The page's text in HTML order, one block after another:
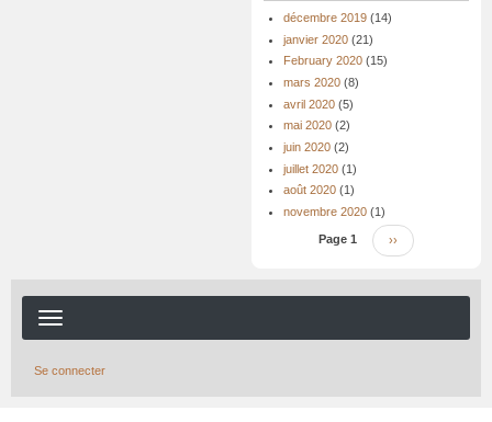
décembre 2019 (14)
janvier 2020 (21)
February 2020 (15)
mars 2020 (8)
avril 2020 (5)
mai 2020 (2)
juin 2020 (2)
juillet 2020 (1)
août 2020 (1)
novembre 2020 (1)
PaginationPage 1
Page
suivante
››
Se connecter